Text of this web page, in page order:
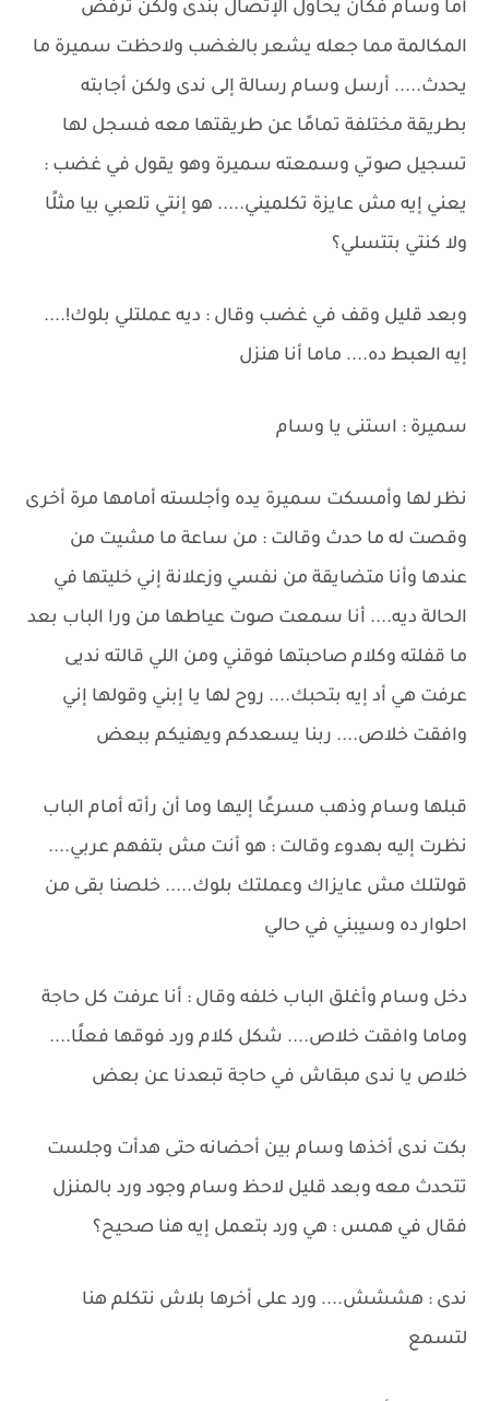
أما وسام فكان يحاول الإتصال بندى ولكن ترفض
المكالمة مما جعله يشعر بالغضب ولاحظت سميرة ما
يحدث..... أرسل وسام رسالة إلى ندى ولكن أجابته
بطريقة مختلفة تمامًا عن طريقتها معه فسجل لها
تسجيل صوتي وسمعته سميرة وهو يقول في غضب :
يعني إيه مش عايزة تكلميني..... هو إنتي تلعبي بيا مثلًا
ولا كنتي بتتسلي؟
وبعد قليل وقف في غضب وقال : ديه عملتلي بلوك!....
إيه العبط ده.... ماما أنا هنزل
سميرة : استنى يا وسام
نظر لها وأمسكت سميرة يده وأجلسته أمامها مرة أخرى
وقصت له ما حدث وقالت : من ساعة ما مشيت من
عندها وأنا متضايقة من نفسي وزعلانة إني خليتها في
الحالة ديه.... أنا سمعت صوت عياطها من ورا الباب بعد
ما قفلته وكلام صاحبتها فوقني ومن اللي قالته نديى
عرفت هي أد إيه بتحبك.... روح لها يا إبني وقولها إني
وافقت خلاص.... ربنا يسعدكم ويهنيكم ببعض
قبلها وسام وذهب مسرعًا إليها وما أن رأته أمام الباب
نظرت إليه بهدوء وقالت : هو أنت مش بتفهم عربي....
قولتلك مش عايزاك وعملتك بلوك..... خلصنا بقى من
احلوار ده وسيبني في حالي
دخل وسام وأغلق الباب خلفه وقال : أنا عرفت كل حاجة
وماما وافقت خلاص.... شكل كلام ورد فوقها فعلًا....
خلاص يا ندى مبقاش في حاجة تبعدنا عن بعض
بكت ندى أخذها وسام بين أحضانه حتى هدأت وجلست
تتحدث معه وبعد قليل لاحظ وسام وجود ورد بالمنزل
فقال في همس : هي ورد بتعمل إيه هنا صحيح؟
ندى : هششش.... ورد على أخرها بلاش نتكلم هنا
لتسمع